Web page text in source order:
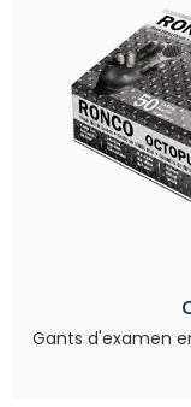
Gants d'examen